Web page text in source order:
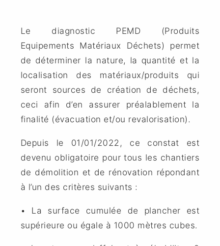
Le diagnostic PEMD (Produits
Equipements Matériaux Déchets) permet
de déterminer la nature, la quantité et la
localisation des matériaux/produits qui
seront sources de création de déchets,
ceci afin d’en assurer préalablement la
finalité (évacuation et/ou revalorisation).
Depuis le 01/01/2022, ce constat est
devenu obligatoire pour tous les chantiers
de démolition et de rénovation répondant
à l’un des critères suivants :
• La surface cumulée de plancher est
supérieure ou égale à 1000 mètres cubes.